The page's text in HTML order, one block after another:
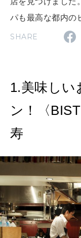
2026年7月号「鎌倉
2026年6月号「大銀
2026年5月
パも最高な都内の
SHARE
1.美味しい
ン！〈
寿